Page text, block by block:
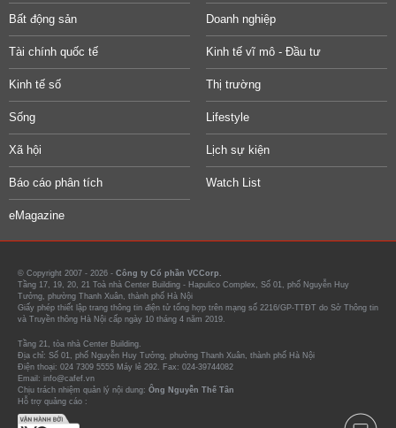
Bất động sản Doanh nghiệp
Tài chính quốc tế Kinh tế vĩ mô - Đầu tư
Kinh tế số Thị trường
Sống Lifestyle
Xã hội Lịch sự kiện
Báo cáo phân tích Watch List
eMagazine
© Copyright 2007 - 2026 - Công ty Cổ phần VCCorp.
Tầng 17, 19, 20, 21 Toà nhà Center Building - Hapulico Complex, Số 01, phố Nguyễn Huy
Tưởng, phường Thanh Xuân, thành phố Hà Nội
Giấy phép thiết lập trang thông tin điện tử tổng hợp trên mạng số 2216/GP-TTĐT do Sở Thông tin
và Truyền thông Hà Nội cấp ngày 10 tháng 4 năm 2019.
Tầng 21, tòa nhà Center Building.
Địa chỉ: Số 01, phố Nguyễn Huy Tưởng, phường Thanh Xuân, thành phố Hà Nội
Điện thoại: 024 7309 5555 Máy lẻ 292. Fax: 024-39744082
Email: info@cafef.vn
Chịu trách nhiệm quản lý nội dung: Ông Nguyễn Thế Tân
Hỗ trợ quảng cáo :